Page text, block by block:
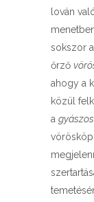
lován
sokszor
őrző
ahogy a
közül
a